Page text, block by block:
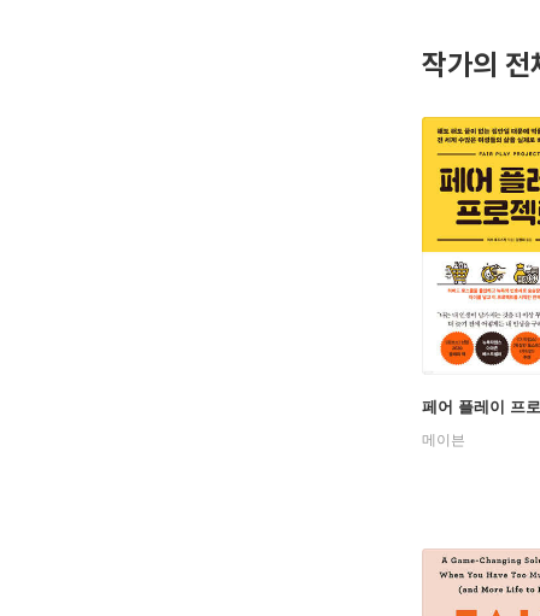
작가의 전
페어 플레이 프
메이븐